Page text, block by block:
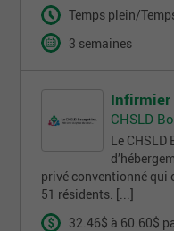
Temps plein/
3 semaines
CHSLD
Le CHSLD
privé conventionné qui
51 résidents. [...]
32.46$ à 60.60$